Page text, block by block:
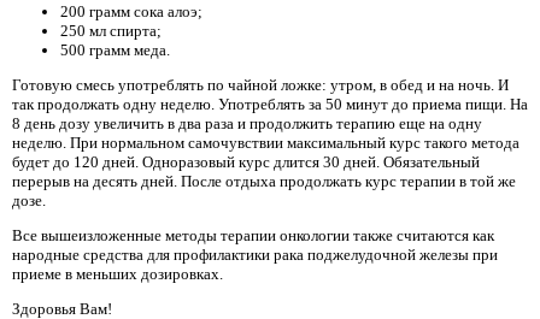
200 грамм сока алоэ;
250 мл спирта;
500 грамм меда.
Готовую смесь употреблять по чайной ложке: утром, в обед и на ночь. И
так продолжать одну неделю. Употреблять за 50 минут до приема пищи. На
8 день дозу увеличить в два раза и продолжить терапию еще на одну
неделю. При нормальном самочувствии максимальный курс такого метода
будет до 120 дней. Одноразовый курс длится 30 дней. Обязательный
перерыв на десять дней. После отдыха продолжать курс терапии в той же
дозе.
Все вышеизложенные методы терапии онкологии также считаются как
народные средства для профилактики рака поджелудочной железы при
приеме в меньших дозировках.
Здоровья Вам!